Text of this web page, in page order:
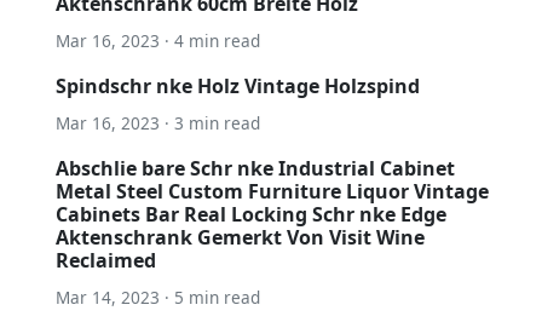
Mar 16, 2023 · 4 min read
Spindschr nke Holz Vintage Holzspind
Mar 16, 2023 · 3 min read
Abschlie bare Schr nke Industrial Cabinet
Metal Steel Custom Furniture Liquor Vintage
Cabinets Bar Real Locking Schr nke Edge
Aktenschrank Gemerkt Von Visit Wine
Reclaimed
Mar 14, 2023 · 5 min read